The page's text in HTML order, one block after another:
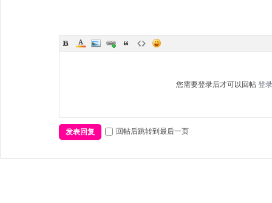
您需要登录后才可以回帖 登录
发表回复 回帖后跳转到最后一页